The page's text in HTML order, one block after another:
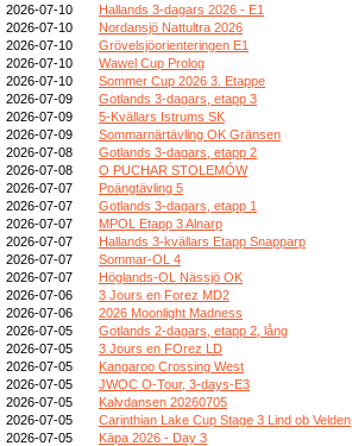
2026-07-10
Hallands 3-dagars 2026 - E1
2026-07-10
Nordansjö Nattultra 2026
2026-07-10
Grövelsjöorienteringen E1
2026-07-10
Wawel Cup Prolog
2026-07-10
Sommer Cup 2026 3. Etappe
2026-07-09
Gotlands 3-dagars, etapp 3
2026-07-09
5-Kvällars Istrums SK
2026-07-09
Sommarnärtävling OK Gränsen
2026-07-08
Gotlands 3-dagars, etapp 2
2026-07-08
O PUCHAR STOLEMÓW
2026-07-07
Poängtävling 5
2026-07-07
Gotlands 3-dagars, etapp 1
2026-07-07
MPOL Etapp 3 Alnarp
2026-07-07
Hallands 3-kvällars Etapp Snapparp
2026-07-07
Sommar-OL 4
2026-07-07
Höglands-OL Nässjö OK
2026-07-06
3 Jours en Forez MD2
2026-07-06
2026 Moonlight Madness
2026-07-05
Gotlands 2-dagars, etapp 2, lång
2026-07-05
3 Jours en FOrez LD
2026-07-05
Kangaroo Crossing West
2026-07-05
JWOC O-Tour, 3-days-E3
2026-07-05
Kalvdansen 20260705
2026-07-05
Carinthian Lake Cup Stage 3 Lind ob Velden
2026-07-05
Kāpa 2026 - Day 3